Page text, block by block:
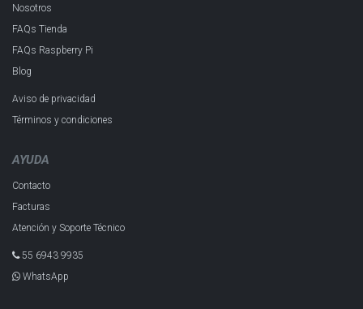
Nosotros
FAQs Tienda
FAQs Raspberry Pi
Blog
Aviso de privacidad
Términos y condiciones
AYUDA
Contacto
Facturas
Atención y Soporte Técnico
55 6943 993​5
WhatsApp